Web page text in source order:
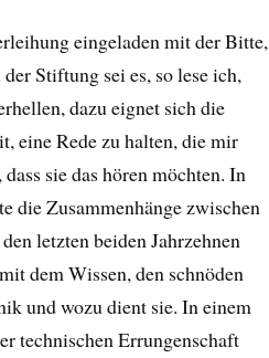
eingeladen mit der Bitte,
Stiftung sei es, so lese ich,
dazu eignet sich die
eine Rede zu halten, die mir
sie das hören möchten. In
die Zusammenhänge zwischen
letzten beiden Jahrzehnen
dem Wissen, den schnöden
und wozu dient sie. In einem
technischen Errungenschaft